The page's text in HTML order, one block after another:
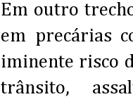
Em outro
em precárias
iminente risco
trânsito,